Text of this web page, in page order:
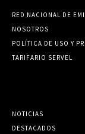
RED NACIONAL DE
NOSOTROS
POLÍTICA DE USO Y
TARIFARIO SERVEL
NOTICIAS
DESTACADOS